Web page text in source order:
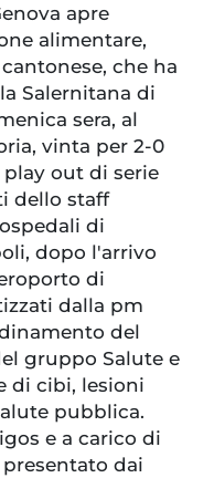
apre
alimentare,
che ha
Salernitana di
sera, al
vinta per 2-0
out di serie
dello staff
di
dopo l'arrivo
di
dalla pm
del
gruppo Salute e
di cibi, lesioni
pubblica.
e a carico di
dai